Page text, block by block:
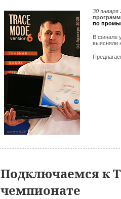
30 января
по
В финале
выясняли
Подключаемся к
чемпионате